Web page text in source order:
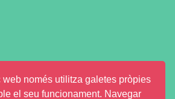
web només utilitza galetes pròpies
el seu funcionament. Navegar